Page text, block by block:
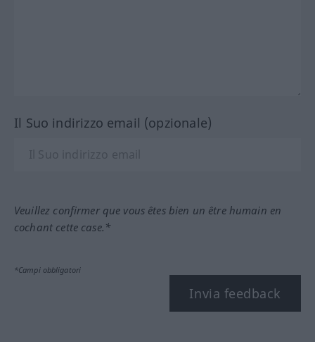
Il Suo indirizzo email (opzionale)
Veuillez confirmer que vous êtes bien un être humain en
cochant cette case.*
*Campi obbligatori
Invia feedback